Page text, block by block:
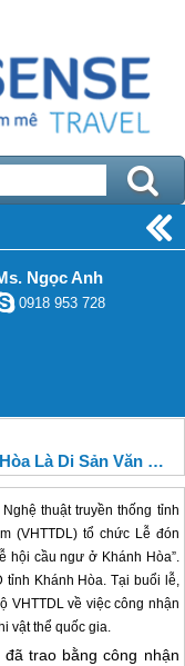
Ngọc Anh
0918 953 728
Hóa Phi Vật Thể Quốc Gia
thuật truyền thống tỉnh
(VHTTDL) tổ chức Lễ đón
hội cầu ngư ở Khánh Hòa”.
tỉnh Khánh Hòa. Tại buổi lễ,
VHTTDL về việc công nhận
vật thể quốc gia.
trao bằng công nhận